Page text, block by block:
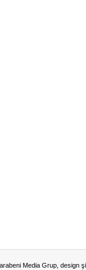
Media Grup, design